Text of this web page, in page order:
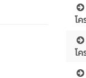
โ
โ